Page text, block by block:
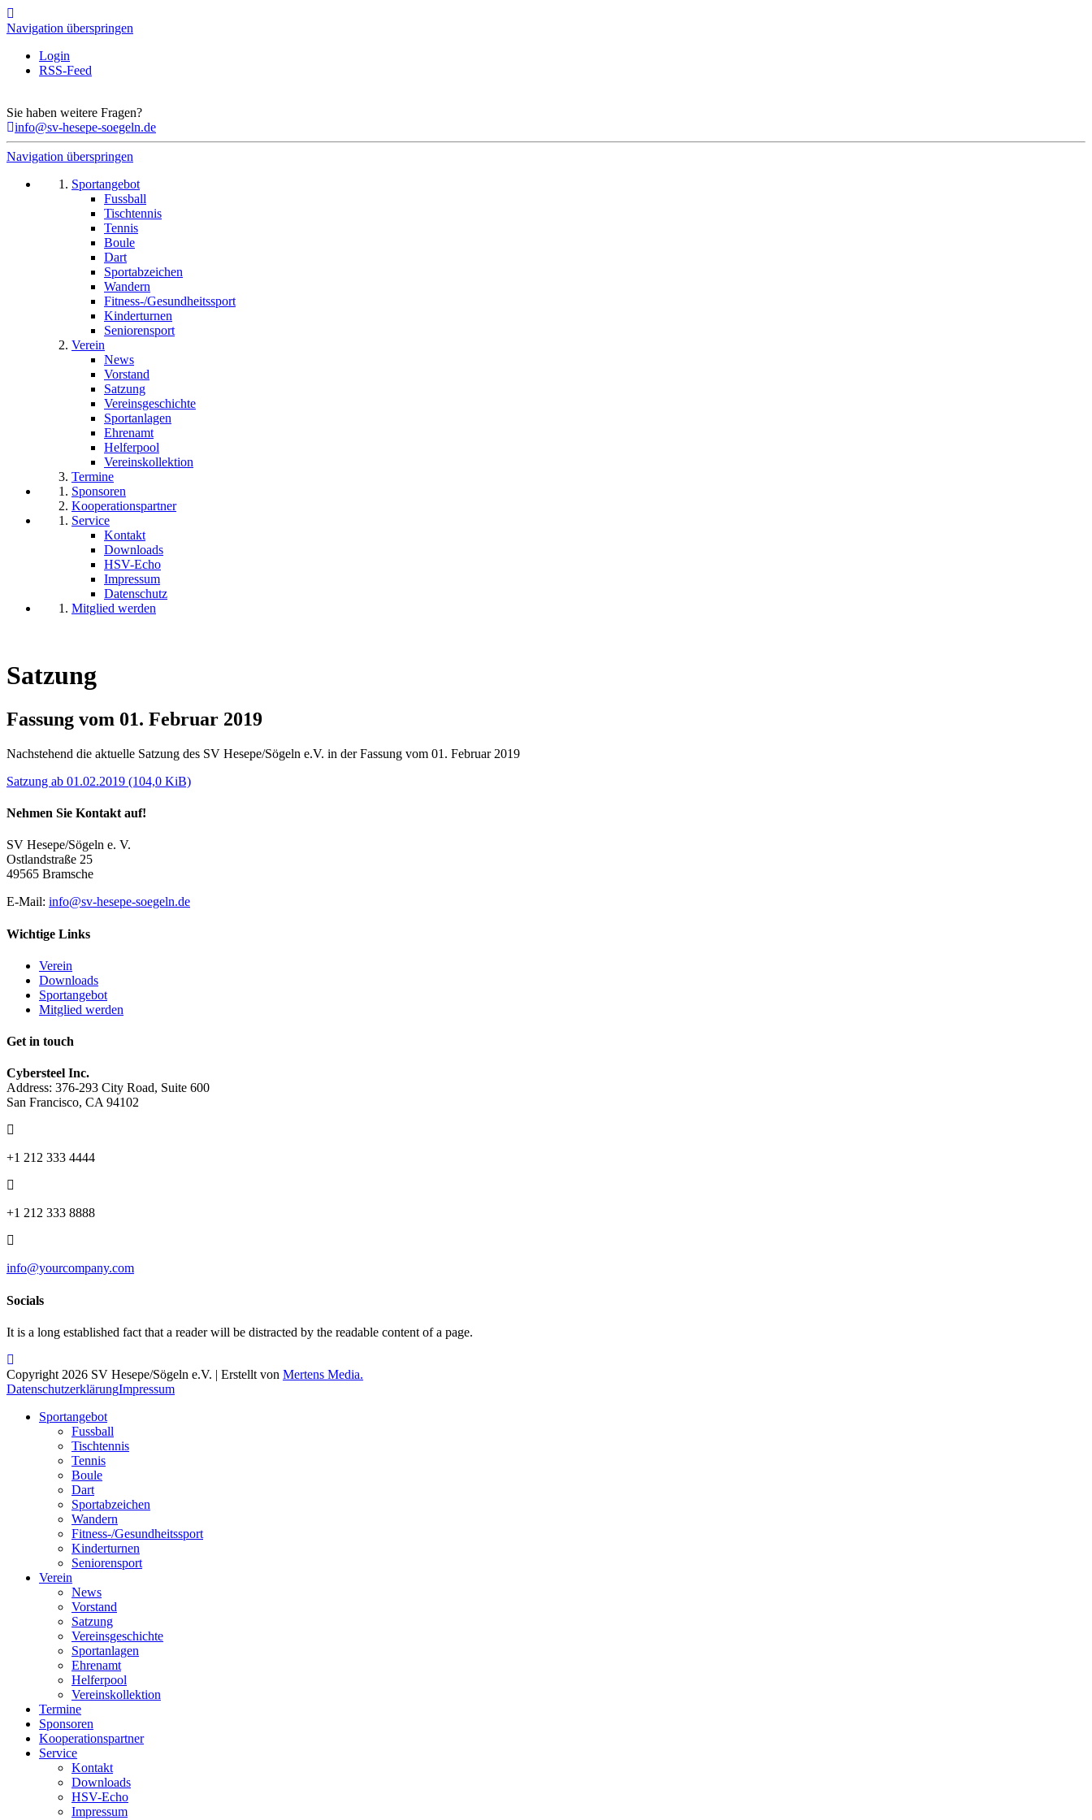
Navigation überspringen
Login
RSS-Feed
Sie haben weitere Fragen?
info@sv-hesepe-soegeln.de
Navigation überspringen
Sportangebot
Fussball
Tischtennis
Tennis
Boule
Dart
Sportabzeichen
Wandern
Fitness-/Gesundheitssport
Kinderturnen
Seniorensport
Verein
News
Vorstand
Satzung
Vereinsgeschichte
Sportanlagen
Ehrenamt
Helferpool
Vereinskollektion
Termine
Sponsoren
Kooperationspartner
Service
Kontakt
Downloads
HSV-Echo
Impressum
Datenschutz
Mitglied werden
Satzung
Fassung vom 01. Februar 2019
Nachstehend die aktuelle Satzung des SV Hesepe/Sögeln e.V. in der Fassung vom 01. Februar 2019
Satzung ab 01.02.2019 (104,0 KiB)
Nehmen Sie Kontakt auf!
SV Hesepe/Sögeln e. V.
Ostlandstraße 25
49565 Bramsche
E-Mail: info@sv-hesepe-soegeln.de
Wichtige Links
Verein
Downloads
Sportangebot
Mitglied werden
Get in touch
Cybersteel Inc.
Address: 376-293 City Road, Suite 600
San Francisco, CA 94102
+1 212 333 4444
+1 212 333 8888
info@yourcompany.com
Socials
It is a long established fact that a reader will be distracted by the readable content of a page.
Copyright 2026 SV Hesepe/Sögeln e.V. | Erstellt von Mertens Media.
DatenschutzerklärungImpressum
Sportangebot
Fussball
Tischtennis
Tennis
Boule
Dart
Sportabzeichen
Wandern
Fitness-/Gesundheitssport
Kinderturnen
Seniorensport
Verein
News
Vorstand
Satzung
Vereinsgeschichte
Sportanlagen
Ehrenamt
Helferpool
Vereinskollektion
Termine
Sponsoren
Kooperationspartner
Service
Kontakt
Downloads
HSV-Echo
Impressum